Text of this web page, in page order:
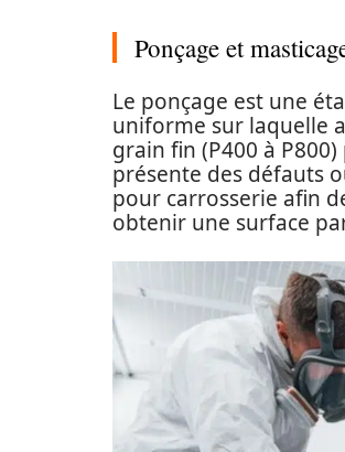
Ponçage et
Le ponçage est une
uniforme sur laquelle
grain fin (P400 à
présente des défauts
pour carrosserie afin
obtenir une surface